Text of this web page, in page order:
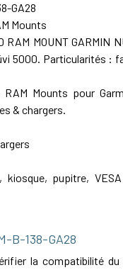
GA28
Mounts
RAM MOUNT GARMIN
5000. Particularités :
Mounts pour
& chargers.
kiosque, pupitre,
B-138-GA28
la compatibilité